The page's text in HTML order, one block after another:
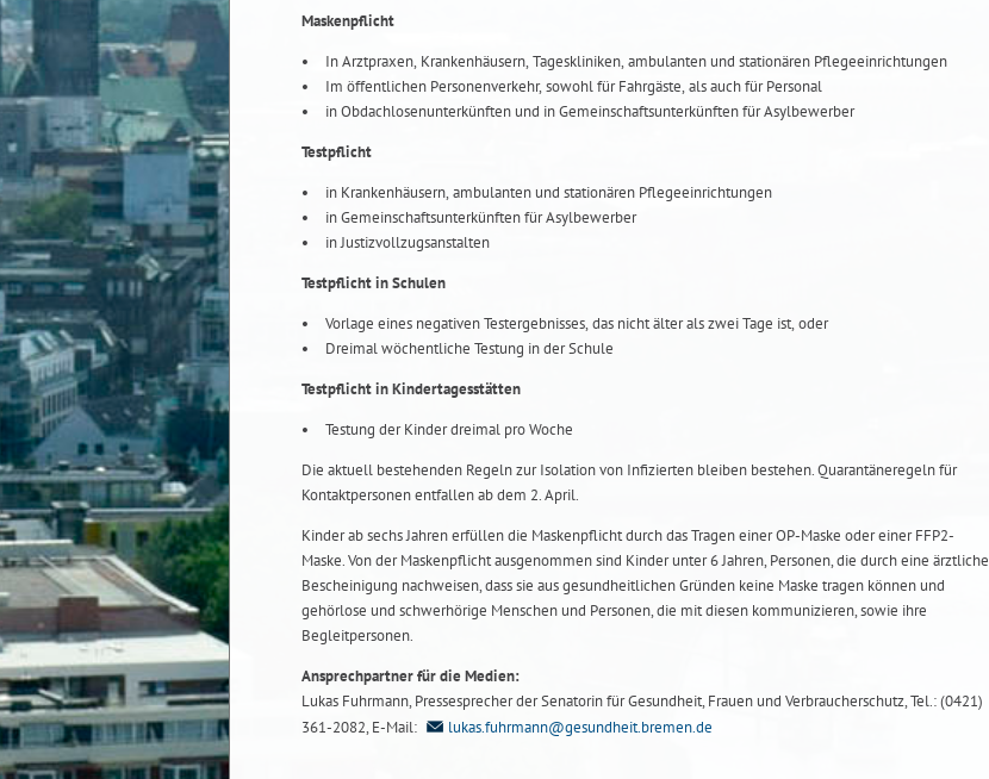
Maskenpflicht
In Arztpraxen, Krankenhäusern, Tageskliniken, ambulanten und stationären Pflegeeinrichtungen
Im öffentlichen Personenverkehr, sowohl für Fahrgäste, als auch für Personal
in Obdachlosenunterkünften und in Gemeinschaftsunterkünften für Asylbewerber
Testpflicht
in Krankenhäusern, ambulanten und stationären Pflegeeinrichtungen
in Gemeinschaftsunterkünften für Asylbewerber
in Justizvollzugsanstalten
Testpflicht in Schulen
Vorlage eines negativen Testergebnisses, das nicht älter als zwei Tage ist, oder
Dreimal wöchentliche Testung in der Schule
Testpflicht in Kindertagesstätten
Testung der Kinder dreimal pro Woche
Die aktuell bestehenden Regeln zur Isolation von Infizierten bleiben bestehen. Quarantäneregeln für
Kontaktpersonen entfallen ab dem 2. April.
Kinder ab sechs Jahren erfüllen die Maskenpflicht durch das Tragen einer OP-Maske oder einer FFP2-
Maske. Von der Maskenpflicht ausgenommen sind Kinder unter 6 Jahren, Personen, die durch eine ärztliche
Bescheinigung nachweisen, dass sie aus gesundheitlichen Gründen keine Maske tragen können und
gehörlose und schwerhörige Menschen und Personen, die mit diesen kommunizieren, sowie ihre
Begleitpersonen.
Ansprechpartner für die Medien:
Lukas Fuhrmann, Pressesprecher der Senatorin für Gesundheit, Frauen und Verbraucherschutz, Tel.: (0421)
361-2082, E-Mail:
lukas.fuhrmann@gesundheit.bremen.de